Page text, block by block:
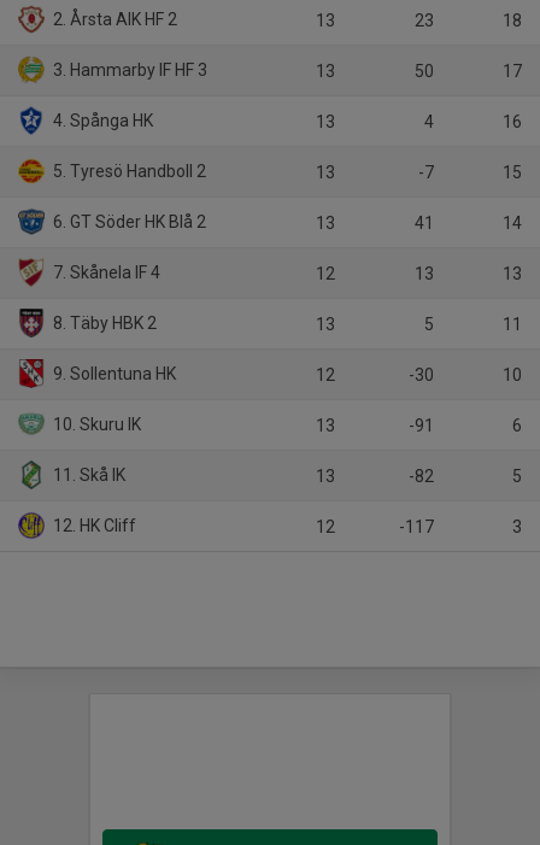
2. Årsta AIK HF 2 13 23 18
3. Hammarby IF HF 3 13 50 17
4. Spånga HK 13 4 16
5. Tyresö Handboll 2 13 -7 15
6. GT Söder HK Blå 2 13 41 14
7. Skånela IF 4 12 13 13
8. Täby HBK 2 13 5 11
9. Sollentuna HK 12 -30 10
10. Skuru IK 13 -91 6
11. Skå IK 13 -82 5
12. HK Cliff 12 -117 3